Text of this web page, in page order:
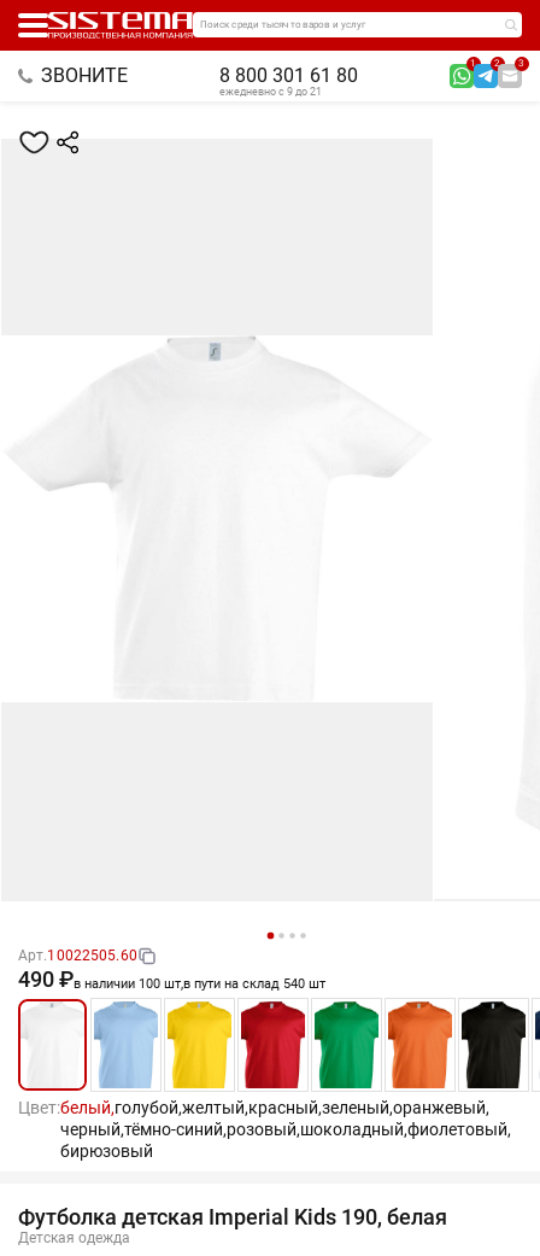
Поиск среди тысяч товаров и услуг
ЗВОНИТЕ 8 800 301 61 80
1 2 3
ежедневно с 9 до 21
Арт.10022505.60
490 ₽в наличии 100 шт,в пути на склад 540 шт
Цвет:белый,голубой,желтый,красный,зеленый,оранжевый,
черный,тёмно-синий,розовый,шоколадный,фиолетовый,
бирюзовый
Футболка детская Imperial Kids 190, белая
Детская одежда